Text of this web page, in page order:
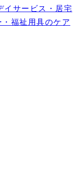
サービス・居宅
福祉用具のケア